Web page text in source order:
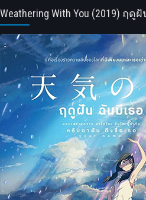
Weathering With You (2019) ฤดู